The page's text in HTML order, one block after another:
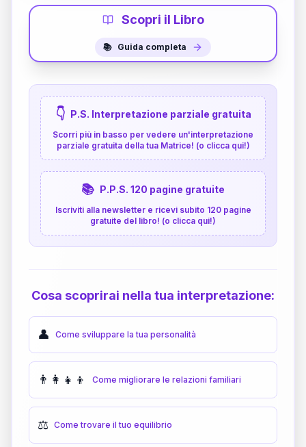
Scopri il Libro
📚 Guida completa
👇 P.S. Interpretazione parziale gratuita
Scorri più in basso per vedere un'interpretazione
parziale gratuita della tua Matrice! (o clicca qui!)
📚 P.P.S. 120 pagine gratuite
Iscriviti alla newsletter e ricevi subito 120 pagine
gratuite del libro! (o clicca qui!)
Cosa scoprirai nella tua interpretazione:
👤 Come sviluppare la tua personalità
👨‍👩‍👧‍👦 Come migliorare le relazioni familiari
⚖️ Come trovare il tuo equilibrio